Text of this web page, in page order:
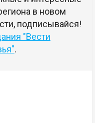
в новом
подписывайся!
"Вести
.